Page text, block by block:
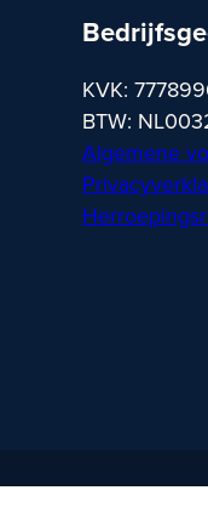
KVK:
BTW:
Algemene